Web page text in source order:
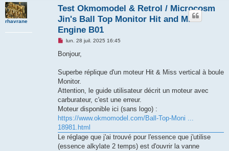
rhavrane
Test Okmomodel & Retrol / Microcosm
Jin's Ball Top Monitor Hit and Miss
Engine B01
M
s
g
e
n
o
l
u
lun. 28 juil. 2025 16:45
Bonjour,
Superbe réplique d'un moteur Hit & Miss vertical à boule
Monitor.
Attention, le guide utilisateur décrit un moteur avec
carburateur, c'est une erreur.
Moteur disponible ici (sans logo) :
https://www.okmomodel.com/Ball-Top-Moni ...
18981.html
Le réglage que j'ai trouvé pour l'essence que j'utilise
(essence alkylate 2 temps) est d'ouvrir la vanne